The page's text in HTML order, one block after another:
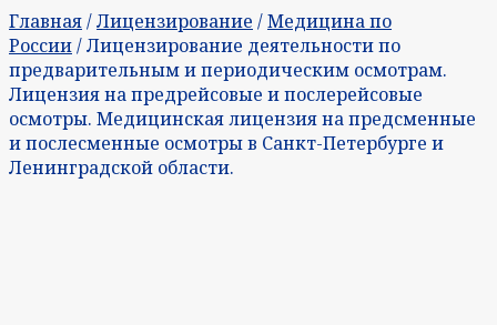
Главная/Лицензирование /Медицина по
России/ Лицензирование деятельности по
предварительным и периодическим осмотрам.
Лицензия на предрейсовые и послерейсовые
осмотры. Медицинская лицензия на предсменные
и послесменные осмотры в Санкт-Петербурге и
Ленинградской области.